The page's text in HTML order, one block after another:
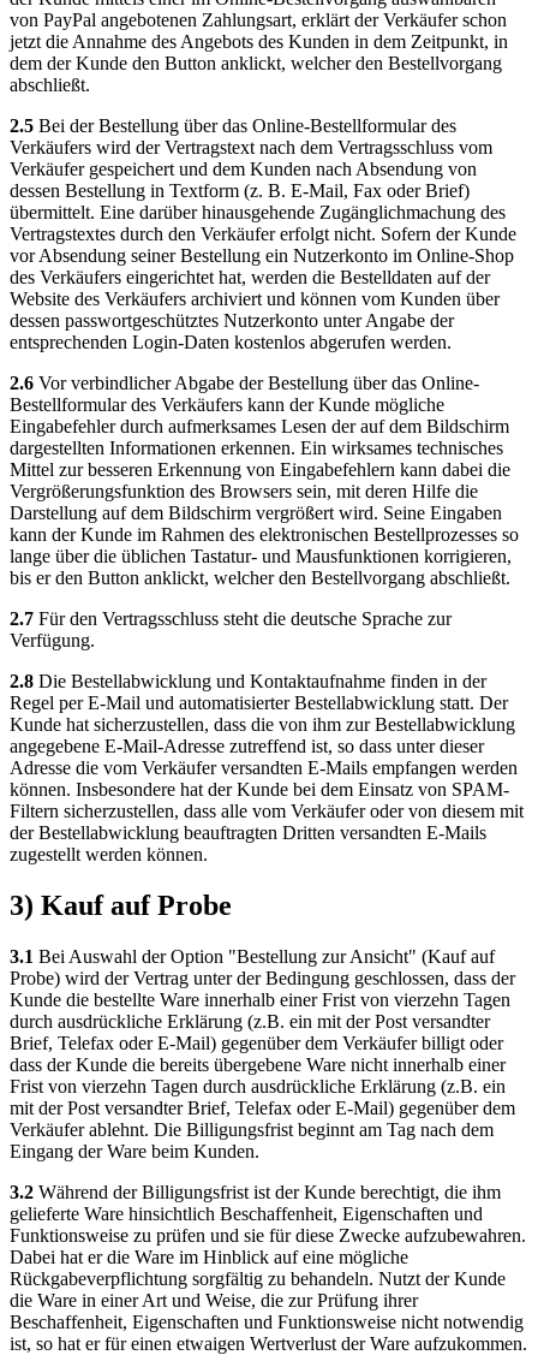
von PayPal angebotenen Zahlungsart, erklärt der Verkäufer schon
jetzt die Annahme des Angebots des Kunden in dem Zeitpunkt, in
dem der Kunde den Button anklickt, welcher den Bestellvorgang
abschließt.
2.5 Bei der Bestellung über das Online-Bestellformular des
Verkäufers wird der Vertragstext nach dem Vertragsschluss vom
Verkäufer gespeichert und dem Kunden nach Absendung von
dessen Bestellung in Textform (z. B. E-Mail, Fax oder Brief)
übermittelt. Eine darüber hinausgehende Zugänglichmachung des
Vertragstextes durch den Verkäufer erfolgt nicht. Sofern der Kunde
vor Absendung seiner Bestellung ein Nutzerkonto im Online-Shop
des Verkäufers eingerichtet hat, werden die Bestelldaten auf der
Website des Verkäufers archiviert und können vom Kunden über
dessen passwortgeschütztes Nutzerkonto unter Angabe der
entsprechenden Login-Daten kostenlos abgerufen werden.
2.6 Vor verbindlicher Abgabe der Bestellung über das Online-
Bestellformular des Verkäufers kann der Kunde mögliche
Eingabefehler durch aufmerksames Lesen der auf dem Bildschirm
dargestellten Informationen erkennen. Ein wirksames technisches
Mittel zur besseren Erkennung von Eingabefehlern kann dabei die
Vergrößerungsfunktion des Browsers sein, mit deren Hilfe die
Darstellung auf dem Bildschirm vergrößert wird. Seine Eingaben
kann der Kunde im Rahmen des elektronischen Bestellprozesses so
lange über die üblichen Tastatur- und Mausfunktionen korrigieren,
bis er den Button anklickt, welcher den Bestellvorgang abschließt.
2.7 Für den Vertragsschluss steht die deutsche Sprache zur
Verfügung.
2.8 Die Bestellabwicklung und Kontaktaufnahme finden in der
Regel per E-Mail und automatisierter Bestellabwicklung statt. Der
Kunde hat sicherzustellen, dass die von ihm zur Bestellabwicklung
angegebene E-Mail-Adresse zutreffend ist, so dass unter dieser
Adresse die vom Verkäufer versandten E-Mails empfangen werden
können. Insbesondere hat der Kunde bei dem Einsatz von SPAM-
Filtern sicherzustellen, dass alle vom Verkäufer oder von diesem mit
der Bestellabwicklung beauftragten Dritten versandten E-Mails
zugestellt werden können.
3) Kauf auf Probe
3.1 Bei Auswahl der Option "Bestellung zur Ansicht" (Kauf auf
Probe) wird der Vertrag unter der Bedingung geschlossen, dass der
Kunde die bestellte Ware innerhalb einer Frist von vierzehn Tagen
durch ausdrückliche Erklärung (z.B. ein mit der Post versandter
Brief, Telefax oder E-Mail) gegenüber dem Verkäufer billigt oder
dass der Kunde die bereits übergebene Ware nicht innerhalb einer
Frist von vierzehn Tagen durch ausdrückliche Erklärung (z.B. ein
mit der Post versandter Brief, Telefax oder E-Mail) gegenüber dem
Verkäufer ablehnt. Die Billigungsfrist beginnt am Tag nach dem
Eingang der Ware beim Kunden.
3.2 Während der Billigungsfrist ist der Kunde berechtigt, die ihm
gelieferte Ware hinsichtlich Beschaffenheit, Eigenschaften und
Funktionsweise zu prüfen und sie für diese Zwecke aufzubewahren.
Dabei hat er die Ware im Hinblick auf eine mögliche
Rückgabeverpflichtung sorgfältig zu behandeln. Nutzt der Kunde
die Ware in einer Art und Weise, die zur Prüfung ihrer
Beschaffenheit, Eigenschaften und Funktionsweise nicht notwendig
ist, so hat er für einen etwaigen Wertverlust der Ware aufzukommen.